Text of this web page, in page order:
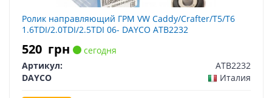
Ролик направляющий ГРМ VW Caddy/Crafter/T5/T6
1.6TDI/2.0TDI/2.5TDI 06- DAYCO ATB2232
520 грн
сегодня
Артикул:
ATB2232
DAYCO
Италия